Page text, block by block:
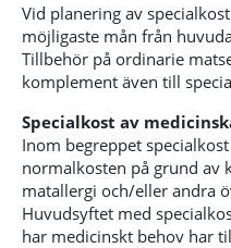
Vid planering av
möjligaste mån från
Tillbehör på ordinarie
komplement även till
Specialkost av
Inom begreppet
normalkosten på grund av
matallergi och/eller andra
Huvudsyftet med
har medicinskt behov har